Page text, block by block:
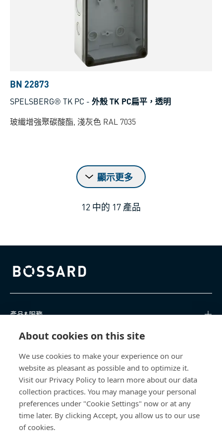
About cookies on this site
We use cookies to make your experience on our
website as pleasant as possible and to optimize it.
Visit our Privacy Policy to learn more about our data
collection practices. You may manage your personal
preferences under "Cookie Settings" now or at any
time later. By clicking Accept, you allow us to our use
of cookies.
BN 22873
SPELSBERG® TK PC - 外殼 TK PC扁平，透明
玻纎增強聚碳酸酯, 淺灰色 RAL 7035
顯示更多
12 中的 17 產品
Bossard homepage
產品&服務
知識中心
直接訪問
關於我們
Bossard Taiwan